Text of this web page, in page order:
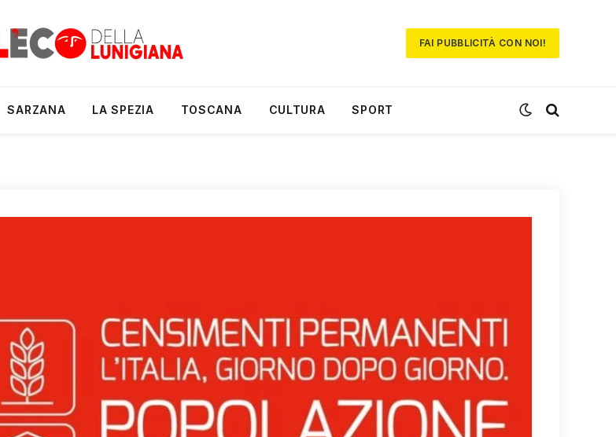
FAI PUBBLICITÀ CON NOI!
SARZANA LA SPEZIA TOSCANA CULTURA SPORT